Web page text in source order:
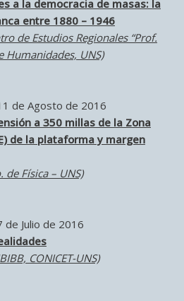
a la democracia de masas: la
entre 1880 – 1946
de Estudios Regionales “Prof.
Humanidades, UNS)
de Agosto de 2016
a 350 millas de la Zona
de la plataforma y margen
de Física – UNS)
de Julio de 2016
CONICET-UNS)